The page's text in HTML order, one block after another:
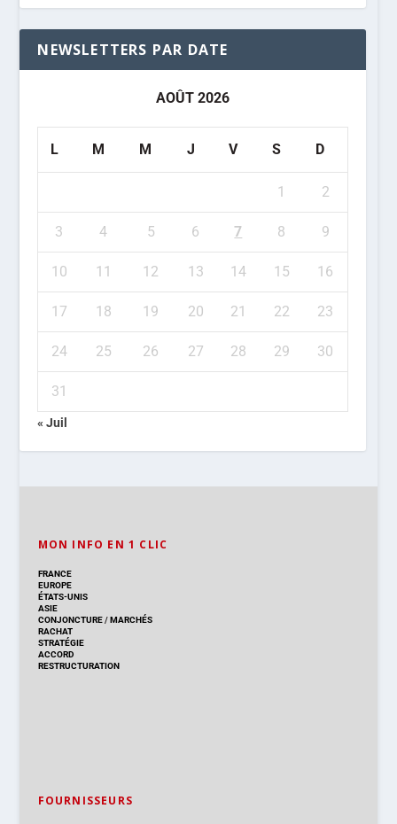
NEWSLETTERS PAR DATE
AOÛT 2026
L M M J V S D
1 2
3 4 5 6 7 8 9
10 11 12 13 14 15 16
17 18 19 20 21 22 23
24 25 26 27 28 29 30
31
« Juil
MON INFO EN 1 CLIC
FRANCE
EUROPE
ÉTATS-UNIS
ASIE
CONJONCTURE/MARCHÉS
RACHAT
STRATÉGIE
ACCORD
RESTRUCTURATION
FOURNISSEURS